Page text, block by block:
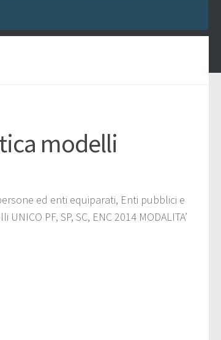
modelli
ed enti equiparati, Enti pubblici e
PF, SP, SC, ENC 2014 MODALITA’